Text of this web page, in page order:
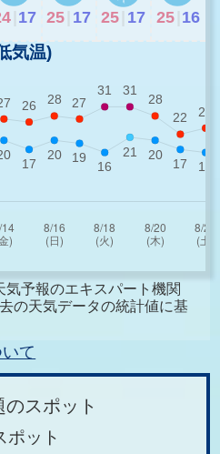
17 25 17 25 17 25 16
気温)
予報のエキスパート機関
の天気データの統計値に基
て
のスポット
ポット